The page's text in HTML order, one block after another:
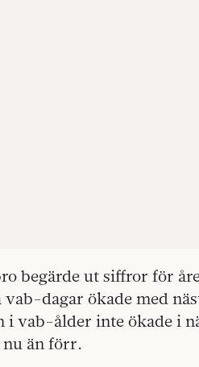
begärde ut siffror för
dagar ökade med
i vab-ålder inte ökade i
än förr.